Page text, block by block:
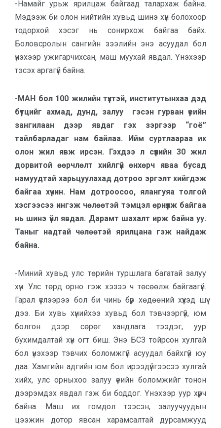
-Намайг урьж ярилцаж байгаад талархаж байна.
Мэдээж би олон нийтийн хувьд шинэ хүн болохоор
тодорхой хэсэг нь сонирхож байгаа байх.
Боловсролын сангийн зээлийн энэ асуудал бол
үнэхээр ужигарчихсан, маш муухай явдал. Үнэхээр
тэсэх аргагүй байна.
-МАН бол 100 жилийн түүхтэй, институтынхаа дэд
бүтцийг ахмад, дунд, залуу гэсэн гурван үеийн
зангилаан дээр явдаг гэх зэргээр “гоё”
тайлбарладаг нам байлаа. Ийм суртлаараа их
олон жил явж ирсэн. Гэхдээ л сүүлийн 30 жил
дорвитой өөрчлөлт хийлгүй өнхөрч яваа бусад
намуудтай харьцуулахад дотроо эргэлт хийгдэж
байгаа хүчин. Нам дотроосоо, ялангуяа толгой
хэсгээсээ ингэж чөлөөтэй тэмцэл өрнүүлж байгаа
нь шинэ үйл явдал. Дарамт шахалт ирж байна уу.
Таныг надтай чөлөөтэй ярилцана гэж найдаж
байна.
-Миний хувьд улс төрийн туршлага багатай залуу
хүн. Улс төрд орно гэж хэзээ ч төсөөлж байгаагүй.
Гарал үүслээрээ бол би чинь бүр хөдөөний хүүхэд шүү
дээ. Би хувь хүнийхээ хувьд бол тэвчээргүй, юм
болгон дээр сөрөг хандлага тээдэг, уур
бухимдалтай хүн огт биш. Энэ БСЗ тойрсон хулгай
бол үнэхээр тэвчих боломжгүй асуудал байхгүй юу
даа. Хамгийн адгийн юм бол ирээдүйгээсээ хулгай
хийх, улс орныхоо залуу үеийн боломжийг тонон
дээрэмдэх явдал гэж би боддог. Үнэхээр уур хүрч
байна. Маш их гомдол тээсэн, залуучуудын
цээжин дотор явсан харамсалтай дурсамжууд